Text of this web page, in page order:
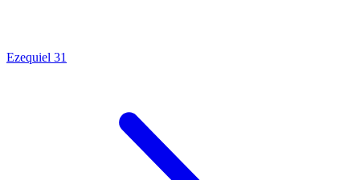
Ezequiel 31